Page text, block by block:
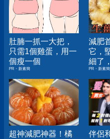
肚腩一抓一大把，
只需1個雞蛋，用一
個瘦一個
PR・新素簡
減肥
它，
細了
人生
PR・新素簡
超神減肥神器！橘
伴侶